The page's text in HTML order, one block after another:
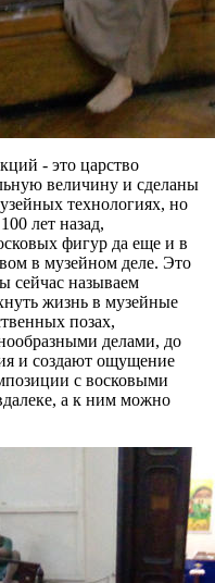
- это царство
величину и сделаны
технологиях, но
лет назад,
фигур да еще и в
в музейном деле. Это
сейчас называем
жизнь в музейные
позах,
делами, до
и создают ощущение
с восковыми
а к ним можно